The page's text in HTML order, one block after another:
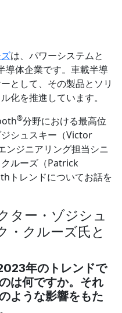
は、パワーシステムと
導体企業です。車載半導
として、その製品とソリ
化を推進しています。
®︎分野における最高位
シュスキー（Victor
ジニアリング担当シニ
ルーズ（Patrick
トレンドについてお話を
ター・ゾジシュ
・クルーズ氏と
年のトレンドで
は何ですか。それ
ような影響をもた